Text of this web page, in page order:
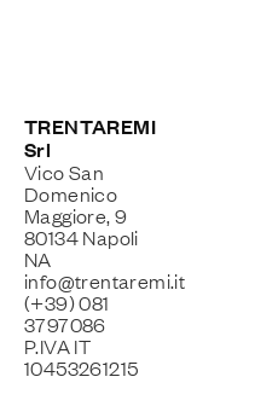
TRENTAREMI
Srl
Vico San
Domenico
Maggiore, 9
80134 Napoli
NA
info@trentaremi.it
(+39) 081
3797086
P.IVA IT
10453261215